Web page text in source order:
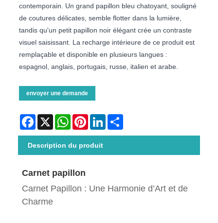
contemporain. Un grand papillon bleu chatoyant, souligné
de coutures délicates, semble flotter dans la lumière,
tandis qu'un petit papillon noir élégant crée un contraste
visuel saisissant. La recharge intérieure de ce produit est
remplaçable et disponible en plusieurs langues :
espagnol, anglais, portugais, russe, italien et arabe.
envoyer une demande
Facebook
X WhatsAppPinterestLinkedIn
Description du produit
Carnet papillon
Carnet Papillon : Une Harmonie d’Art et de
Charme